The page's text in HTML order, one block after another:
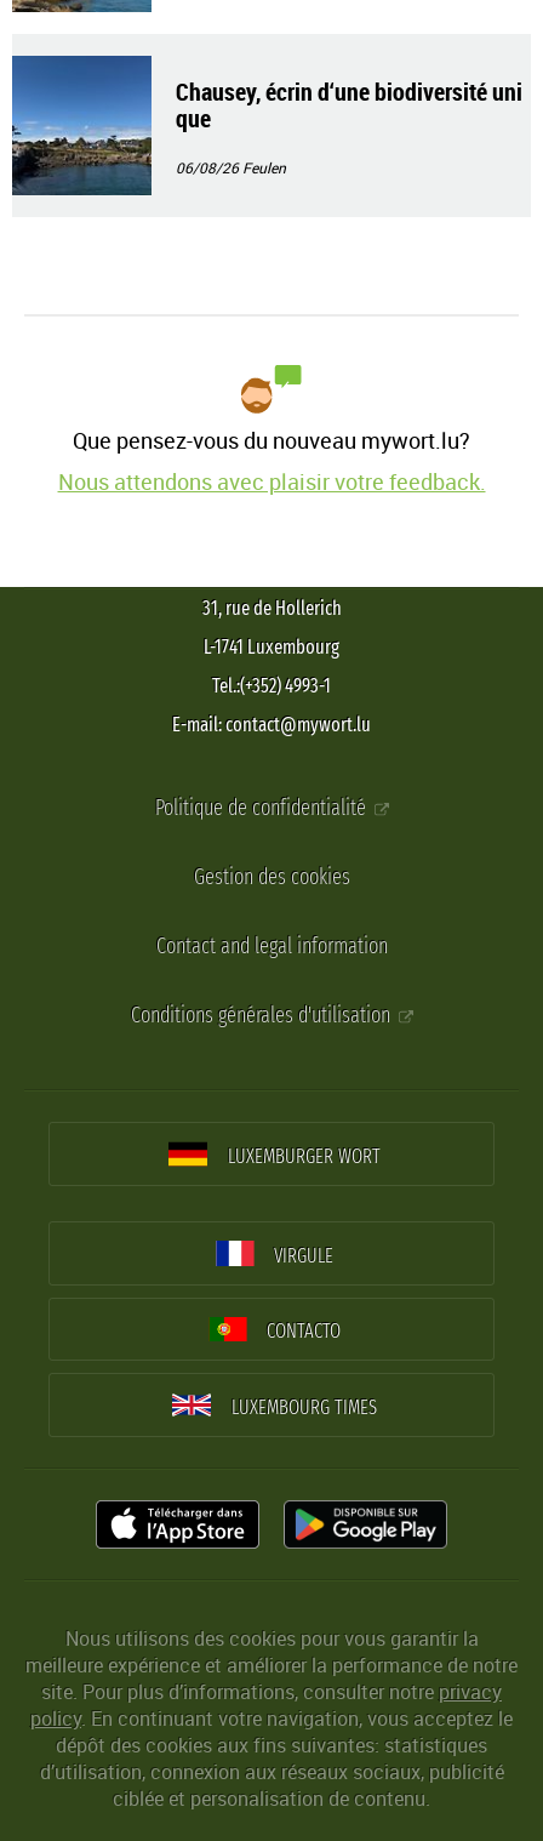
Chausey, écrin d‘une biodiversité uni
que
06/08/26Feulen
Que pensez-vous du nouveau mywort.lu?
Nous attendons avec plaisir votre feedback.
31, rue de Hollerich
L-1741 Luxembourg
Tel.:(+352) 4993-1
E-mail: contact@mywort.lu
Politique de confidentialité
Gestion des cookies
Contact and legal information
Conditions générales d'utilisation
LUXEMBURGER WORT
VIRGULE
CONTACTO
LUXEMBOURG TIMES
Nous utilisons des cookies pour vous garantir la
meilleure expérience et améliorer la performance de notre
site. Pour plus d’informations, consulter notreprivacy
policy. En continuant votre navigation, vous acceptez le
dépôt des cookies aux fins suivantes: statistiques
d’utilisation, connexion aux réseaux sociaux, publicité
ciblée et personalisation de contenu.